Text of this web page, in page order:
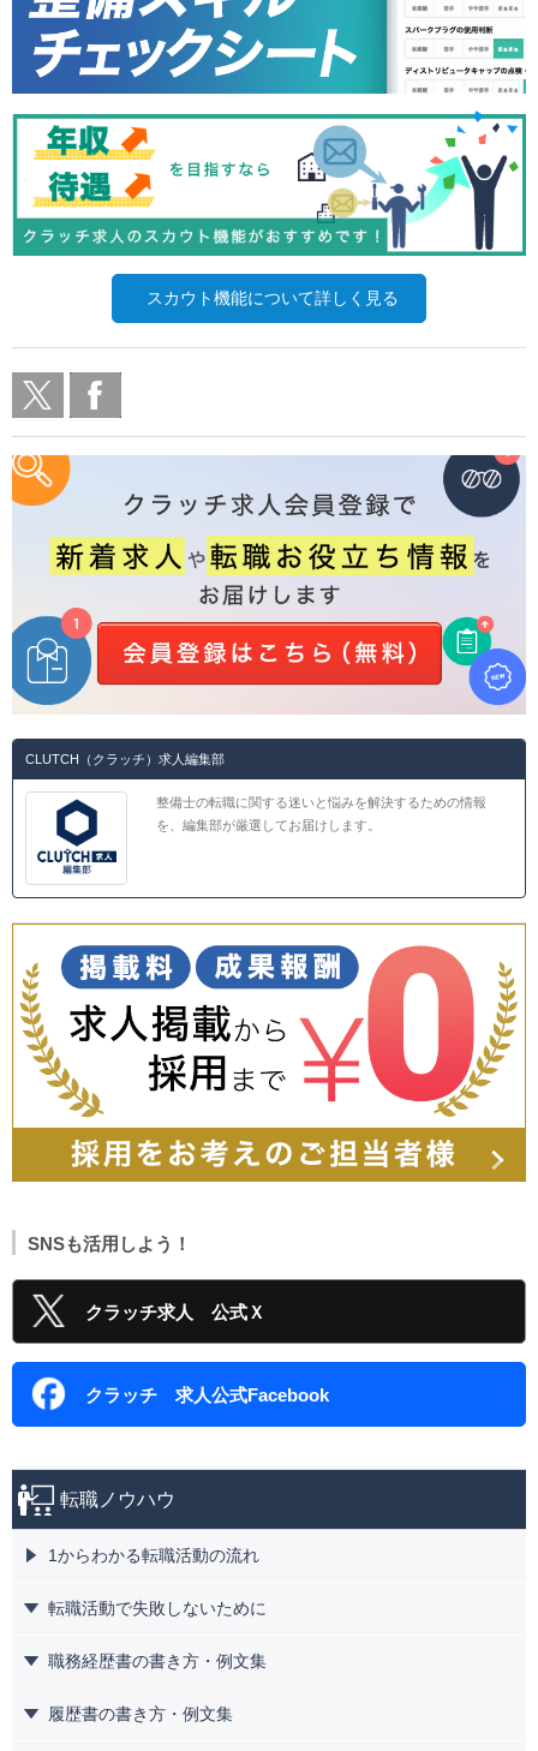
スカウト機能について詳しく見る
CLUTCH（クラッチ）求人編集部
整備士の転職に関する迷いと悩みを解決するための情報
を、編集部が厳選してお届けします。
SNSも活用しよう！
クラッチ求人 公式Ｘ
クラッチ 求人公式Facebook
転職ノウハウ
1からわかる転職活動の流れ
転職活動で失敗しないために
職務経歴書の書き方・例文集
履歴書の書き方・例文集